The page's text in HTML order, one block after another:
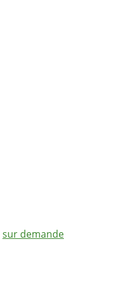
sur demande